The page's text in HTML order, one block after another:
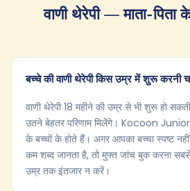
वाणी थेरेपी — माता-पिता
बच्चे की वाणी थेरेपी किस उम्र में शुरू करनी
वाणी थेरेपी 18 महीने की उम्र से भी शुरू हो
उतने बेहतर परिणाम मिलेंगे। Kocoon Junior
के बच्चों के होते हैं। अगर आपका बच्चा स्पष्ट
कम शब्द जानता है, तो मुफ्त जांच बुक करना
उम्र तक इंतजार न करें।